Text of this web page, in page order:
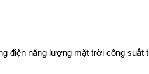
điện năng lượng mặt trời công suất